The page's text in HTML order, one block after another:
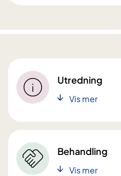
Utredning
Vis mer
Behandling
Vis mer